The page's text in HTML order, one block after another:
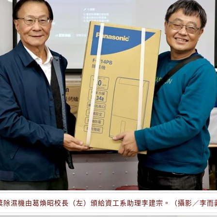
除濕機由葛煥昭校長（左）頒給資工系助理李建宗。（攝影／李而